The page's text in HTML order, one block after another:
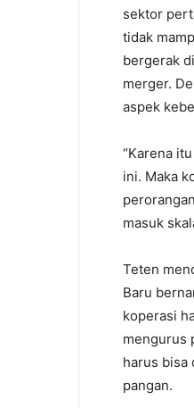
sektor
tidak
bergerak
merger.
aspek
“Karena
ini. Maka
masuk
Teten
Baru
koperasi
mengurus
harus bisa
pangan.